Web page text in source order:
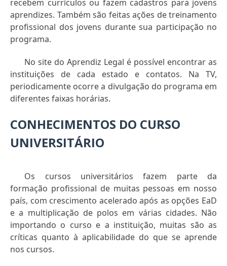
recebem currículos ou fazem cadastros para jovens
aprendizes. Também são feitas ações de treinamento
profissional dos jovens durante sua participação no
programa.
No site do Aprendiz Legal é possível encontrar as
instituições de cada estado e contatos. Na TV,
periodicamente ocorre a divulgação do programa em
diferentes faixas horárias.
CONHECIMENTOS DO CURSO
UNIVERSITÁRIO
Os cursos universitários fazem parte da
formação profissional de muitas pessoas em nosso
país, com crescimento acelerado após as opções EaD
e a multiplicação de polos em várias cidades. Não
importando o curso e a instituição, muitas são as
críticas quanto à aplicabilidade do que se aprende
nos cursos.